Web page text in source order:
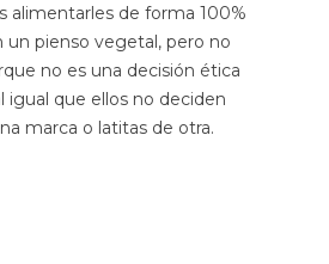
alimentarles de forma 100%
un pienso vegetal, pero no
no es una decisión ética
igual que ellos no deciden
marca o latitas de otra.